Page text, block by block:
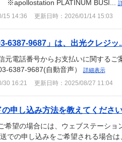
※apollostation PLATINUM BUSI...
15 14:36 更新日時：2026/01/14 15:03
6387-9687」は、出光クレジッ
元電話番号からお支払いに関する
6387-9687(自動音声）
詳細表示
30 16:21 更新日時：2025/08/27 11:04
申し込み方法を教えてください
希望の場合には、ウェブステーショ
での申し込みをご希望される場合